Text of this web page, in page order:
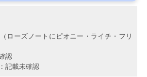
ローズノートにピオニー・ライチ・フリ
認
：記載未確認